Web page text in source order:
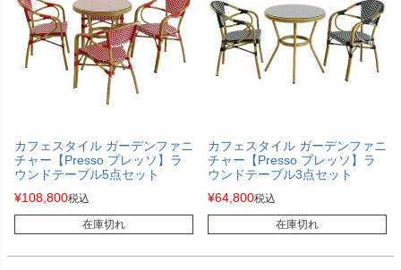
カフェスタイル ガーデンファニ
チャー【Presso プレッソ】ラ
ウンドテーブル5点セット
¥108,800税込
在庫切れ
カフェスタイル ガーデンファニ
チャー【Presso プレッソ】ラ
ウンドテーブル3点セット
¥64,800税込
在庫切れ